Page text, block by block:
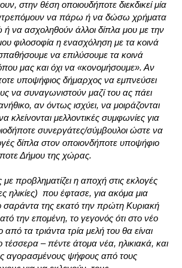
στην θέση οποιουδήποτε διεκδικεί μία
να πάρω ή να δώσω χρήματα
να ασχοληθούν άλλοι δίπλα μου με την
φιλοσοφία η ενασχόληση με τα κοινά
να επιλύσουμε τα κοινά
μας και όχι να «κονομήσουμε». Αν
υποψήφιος δήμαρχος να εμπνεύσει
να συναγωνιστούν μαζί του ας πάει
αν όντως ισχύει, να μοιράζονται
κλείνονται μελλοντικές συμφωνίες για
συνεργάτες/σύμβουλοι ώστε να
δίπλα στον οποιονδήποτε υποψήφιο
Δήμου της χώρας.
προβληματίζει η αποχή στις εκλογές
ηλικίες) που έφτασε, για ακόμα μια
της εκατό την πρώτη Κυριακή
την επομένη, το γεγονός ότι στο νέο
από τα τριάντα τρία μελή του θα είναι
– πέντε άτομα νέα, ηλικιακά, και
αγορασμένους ψήφους από τους